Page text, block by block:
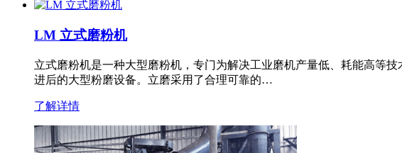
LM 立式磨粉机
立式磨粉机是一种大型磨粉机，专门为解决工业磨机产量低、耗能高等
进后的大型粉磨设备。立磨采用了合理可靠的…
了解详情